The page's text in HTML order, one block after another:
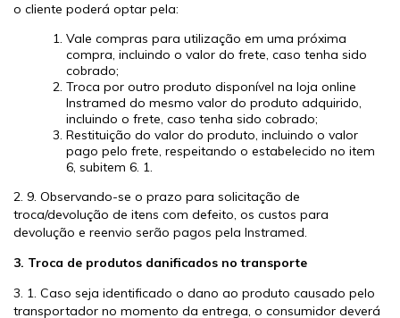
o cliente poderá optar pela:
Vale compras para utilização em uma próxima
compra, incluindo o valor do frete, caso tenha sido
cobrado;
Troca por outro produto disponível na loja online
Instramed do mesmo valor do produto adquirido,
incluindo o frete, caso tenha sido cobrado;
Restituição do valor do produto, incluindo o valor
pago pelo frete, respeitando o estabelecido no item
6, subitem 6. 1.
2. 9. Observando-se o prazo para solicitação de
troca/devolução de itens com defeito, os custos para
devolução e reenvio serão pagos pela Instramed.
3. Troca de produtos danificados no transporte
3. 1. Caso seja identificado o dano ao produto causado pelo
transportador no momento da entrega, o consumidor deverá